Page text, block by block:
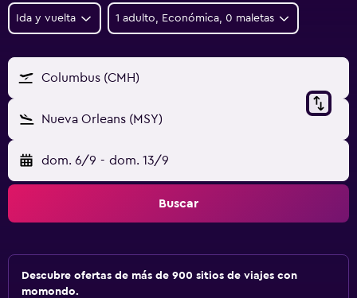
Ida y vuelta 1 adulto, Económica, 0 maletas
Columbus (CMH)
Nueva Orleans (MSY)
dom. 6/9 - dom. 13/9
Buscar
Descubre ofertas de más de 900 sitios de viajes con
momondo.